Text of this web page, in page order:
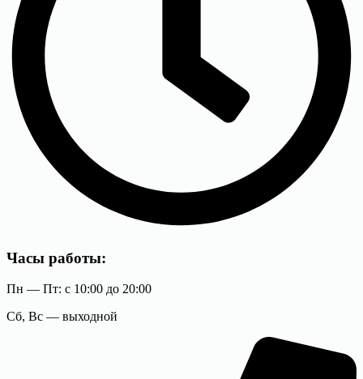
Часы работы:
Пн — Пт: с 10:00 до 20:00
Сб, Вс — выходной